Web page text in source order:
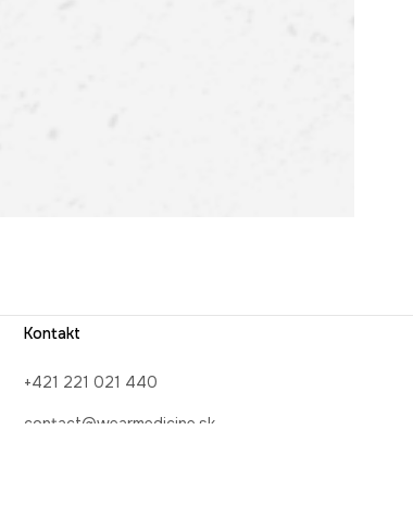
Kontakt
+421 221 021 440
contact@wearmedicine.sk